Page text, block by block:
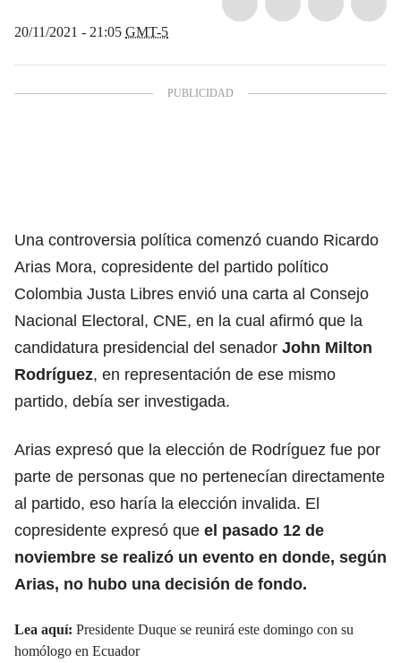
20/11/2021 - 21:05 GMT-5
Una controversia política comenzó cuando Ricardo
Arias Mora, copresidente del partido político
Colombia Justa Libres envió una carta al Consejo
Nacional Electoral, CNE, en la cual afirmó que la
candidatura presidencial del senador John Milton
Rodríguez, en representación de ese mismo
partido, debía ser investigada.
Arias expresó que la elección de Rodríguez fue por
parte de personas que no pertenecían directamente
al partido, eso haría la elección invalida. El
copresidente expresó que el pasado 12 de
noviembre se realizó un evento en donde, según
Arias, no hubo una decisión de fondo.
Lea aquí: Presidente Duque se reunirá este domingo con su
homólogo en Ecuador